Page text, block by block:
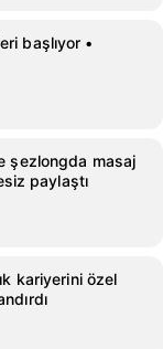
başlıyor •
şezlongda masaj
paylaştı
kariyerini özel